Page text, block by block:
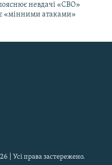
невдачі «СВО»
«мінними атаками»
| Усі права застережено.